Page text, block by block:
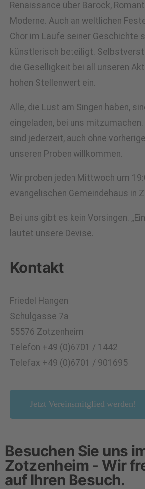
Renaissance über Barock,
Moderne. Auch an weltlichen
Chor im Laufe seiner Geschichte
künstlerisch beteiligt.
die Geselligkeit bei all unseren
hohen Stellenwert ein.
Alle, die Lust am Singen haben,
eingeladen, bei uns
sind jederzeit, auch ohne
unseren Proben willkommen.
Wir proben jeden Mittwoch um
evangelischen Gemeindehaus in
Bei uns gibt es kein Vorsingen.
lautet unsere Devise.
Kontakt
Friedel Hangen
Schulgasse 7a
55576 Zotzenheim
Telefon +49 (0)6701 / 1442
Telefax +49 (0)6701 / 901695
Jetzt Vereinsmitglied werden!
Besuchen Sie uns
Zotzenheim - Wir
auf Ihren Besuch.